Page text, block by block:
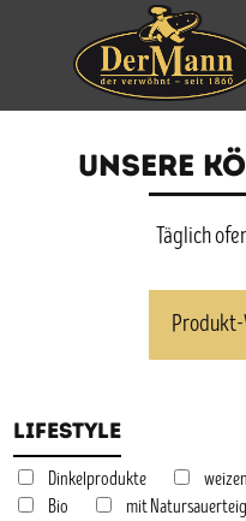
UNSERE
Täglich
Produkt-
Lifestyle
Dinkelprodukte
Bio
mit Natursauerteig